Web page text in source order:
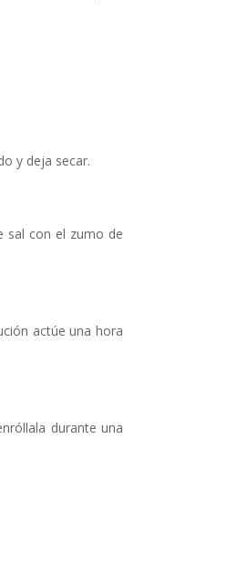
y deja secar.
sal con el zumo de
actúe una hora
durante una